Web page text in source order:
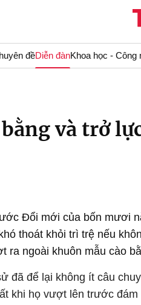
đềDiễn đànKhoa học - Công
và trở
Đổi mới của bốn mươi
thoát khỏi trì trệ nếu
ra ngoài khuôn mẫu cào
đã để lại không ít câu
khi họ vượt lên trước đám